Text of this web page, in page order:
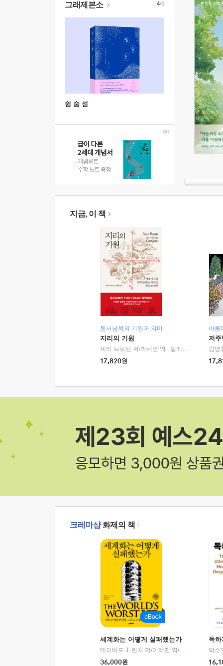
그래제본소
쉼 숨 섬
4/5
지금, 이 책
동서남북의 기원과 의미
지리의 기원
제리 브로턴 저/박세연 역
알에이치코리아(RHK)
17,820원
아름
저
김명
크레마샵화제의 책
세계화는 어떻게 실패했는가
데이비드 J. 린치 저/이혜진 역/최준영 감수 | 21
36,000원
독
박소